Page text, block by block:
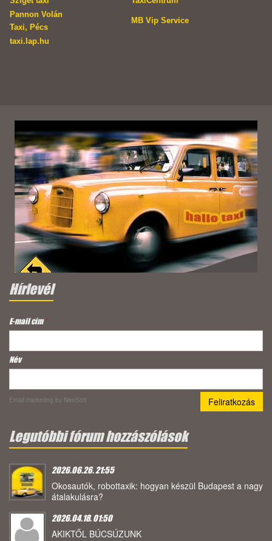
Pannon Volán
Taxi, Pécs
MB Vip Service
taxi.lap.hu
Hírlevél
E-mail cím*
Név
Email marketing by NeoSoft
Legutóbbi fórum hozzászólások
2026.06.26. 21:55
Okosautók, robottaxik: hogyan készül Budapest a nagy
átalakulásra?
2026.04.18. 01:50
AKIKTŐL BÚCSÚZUNK